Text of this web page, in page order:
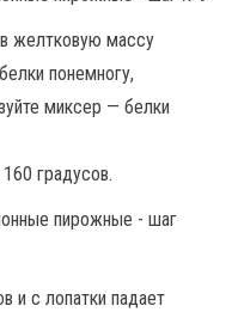
желтковую массу
понемногу,
миксер — белки
градусов.
и с лопатки падает